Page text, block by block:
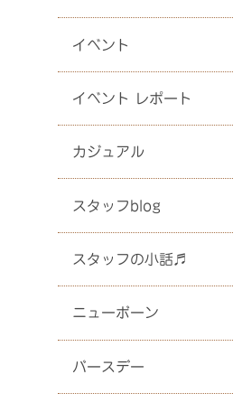
イベント
イベント レポート
カジュアル
スタッフblog
スタッフの小話♬
ニューボーン
バースデー